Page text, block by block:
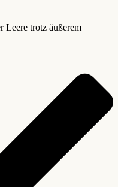
Leere trotz äußerem